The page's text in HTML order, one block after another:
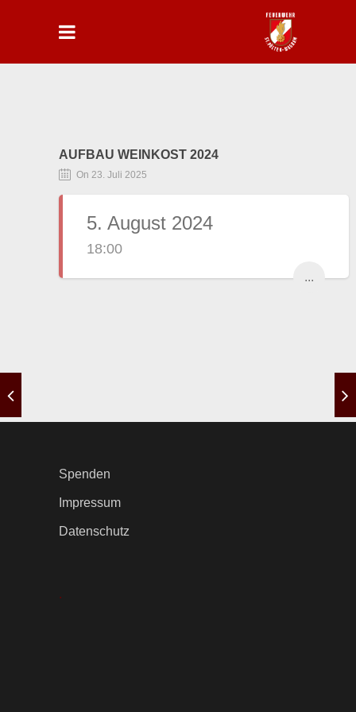
AUFBAU WEINKOST 2024
On 23. Juli 2025
5. August 2024
18:00
...
Spenden
Impressum
Datenschutz
.